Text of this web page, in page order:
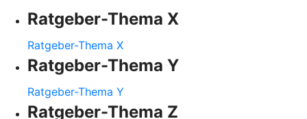
Ratgeber-Thema X
Ratgeber-Thema X
Ratgeber-Thema Y
Ratgeber-Thema Y
Ratgeber-Thema Z